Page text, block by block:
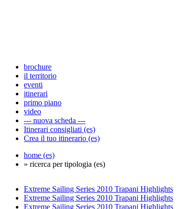
brochure
il territorio
eventi
itinerari
primo piano
video
--- nuova scheda ---
Itinerari consigliati (es)
Crea il tuo itinerario (es)
home (es)
» ricerca per tipologia (es)
Extreme Sailing Series 2010 Trapani Highlights
Extreme Sailing Series 2010 Trapani Highlights
Extreme Sailing Series 2010 Trapani Highlights